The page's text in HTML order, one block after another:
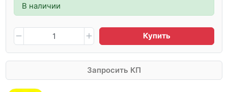
В наличии
Купить
Запросить КП